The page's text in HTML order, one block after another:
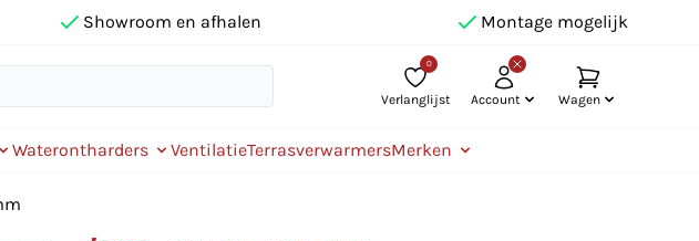
Showroom en afhalen Montage mogelijk
0
Verlanglijst Account Wagen
Waterontharders VentilatieTerrasverwarmersMerken